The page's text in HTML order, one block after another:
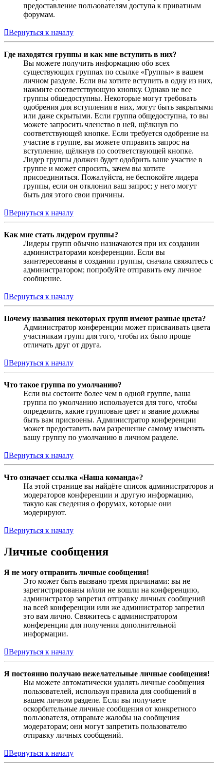
предоставление пользователям доступа к приватным
форумам.
Вернуться к началу
Где находятся группы и как мне вступить в них?
Вы можете получить информацию обо всех
существующих группах по ссылке «Группы» в вашем
личном разделе. Если вы хотите вступить в одну из них,
нажмите соответствующую кнопку. Однако не все
группы общедоступны. Некоторые могут требовать
одобрения для вступления в них, могут быть закрытыми
или даже скрытыми. Если группа общедоступна, то вы
можете запросить членство в ней, щёлкнув по
соответствующей кнопке. Если требуется одобрение на
участие в группе, вы можете отправить запрос на
вступление, щёлкнув по соответствующей кнопке.
Лидер группы должен будет одобрить ваше участие в
группе и может спросить, зачем вы хотите
присоединиться. Пожалуйста, не беспокойте лидера
группы, если он отклонил ваш запрос; у него могут
быть для этого свои причины.
Вернуться к началу
Как мне стать лидером группы?
Лидеры групп обычно назначаются при их создании
администраторами конференции. Если вы
заинтересованы в создании группы, сначала свяжитесь с
администратором; попробуйте отправить ему личное
сообщение.
Вернуться к началу
Почему названия некоторых групп имеют разные цвета?
Администратор конференции может присваивать цвета
участникам групп для того, чтобы их было проще
отличать друг от друга.
Вернуться к началу
Что такое группа по умолчанию?
Если вы состоите более чем в одной группе, ваша
группа по умолчанию используется для того, чтобы
определить, какие групповые цвет и звание должны
быть вам присвоены. Администратор конференции
может предоставить вам разрешение самому изменять
вашу группу по умолчанию в личном разделе.
Вернуться к началу
Что означает ссылка «Наша команда»?
На этой странице вы найдёте список администраторов и
модераторов конференции и другую информацию,
такую как сведения о форумах, которые они
модерируют.
Вернуться к началу
Личные сообщения
Я не могу отправить личные сообщения!
Это может быть вызвано тремя причинами: вы не
зарегистрированы и/или не вошли на конференцию,
администратор запретил отправку личных сообщений
на всей конференции или же администратор запретил
это вам лично. Свяжитесь с администратором
конференции для получения дополнительной
информации.
Вернуться к началу
Я постоянно получаю нежелательные личные сообщения!
Вы можете автоматически удалять личные сообщения
пользователей, используя правила для сообщений в
вашем личном разделе. Если вы получаете
оскорбительные личные сообщения от конкретного
пользователя, отправьте жалобы на сообщения
модераторам; они могут запретить пользователю
отправку личных сообщений.
Вернуться к началу